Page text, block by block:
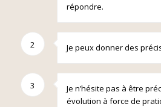
répondre.
2 Je peux donner des
3
Je n’hésite pas à être
évolution à force de